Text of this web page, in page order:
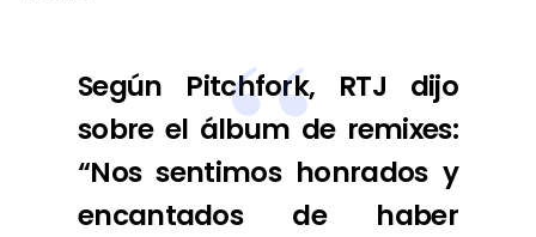
Según Pitchfork, RTJ dijo
sobre el álbum de remixes:
“Nos sentimos honrados y
encantados de haber